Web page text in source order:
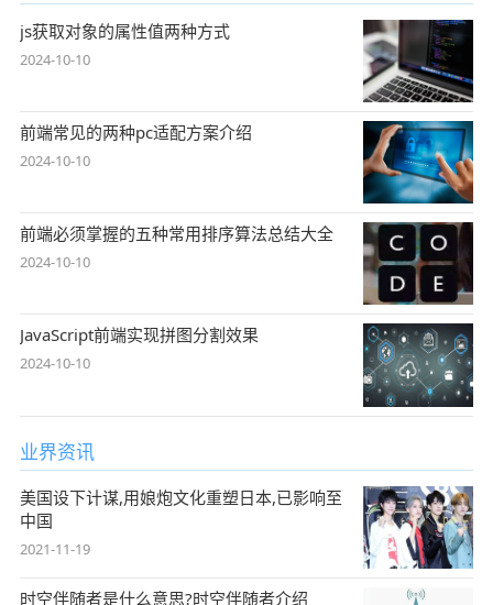
js获取对象的属性值两种方式
2024-10-10
前端常见的两种pc适配方案介绍
2024-10-10
前端必须掌握的五种常用排序算法总结大全
2024-10-10
JavaScript前端实现拼图分割效果
2024-10-10
业界资讯
美国设下计谋,用娘炮文化重塑日本,已影响至
中国
2021-11-19
时空伴随者是什么意思?时空伴随者介绍